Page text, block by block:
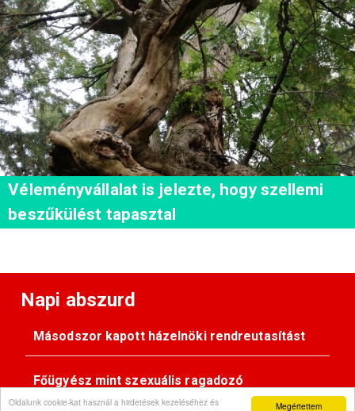
Megértettem
Oldalunk cookie-kat használ a hirdetések kezeléséhez és
Véleményvállalat is jelezte, hogy szellemi
beszűkülést tapasztal
Napi abszurd
Másodszor kapott házelnöki rendreutasítást
Főügyész mint szexuális ragadozó